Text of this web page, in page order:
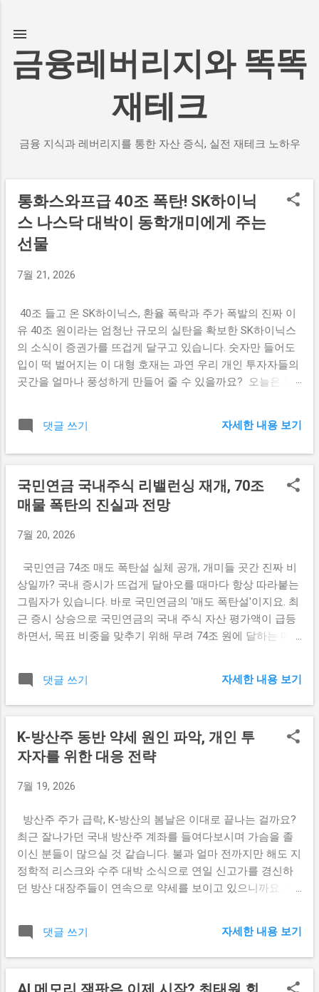
금융레버리지와 똑똑
재테크
금융 지식과 레버리지를 통한 자산 증식, 실전 재테크 노하우
글통화스와프급 40조 폭탄! SK하이닉
스 나스닥 대박이 동학개미에게 주는
선물
7월 21, 2026
40조 들고 온 SK하이닉스, 환율 폭락과 주가 폭발의 진짜 이
유 40조 원이라는 엄청난 규모의 실탄을 확보한 SK하이닉스
의 소식이 증권가를 뜨겁게 달구고 있습니다. ​숫자만 들어도
입이 떡 벌어지는 이 대형 호재는 과연 우리 개인 투자자들의
곳간을 얼마나 풍성하게 만들어 줄 수 있을까요? ​ 오늘은 어
지 관점에서 주주들에게 돌아갈 실익을 꼼꼼하게 따져보고자
합니다. ​ 스마트한 재테크를 꿈꾸는 동학개미 여러분의 마음
투자의 핵심 내용과 배경은 무엇인가요? SK하이닉스가 확보
한 40조 원의 자금은 단순히 통장에 쌓아두는 돈이 아니라, 반
도체 시장의 주도권을 완전히 굳히기 위한 공격적인 투자의
면서 고대역폭 메모리(HBM) 시장을 선점하기 위한 '골든 타
권사 리포트에 따르면 이번 대규모 시설 투자와 R&D 자금 투
입은 향후 메모리 반도체 공급 부족 현상에서 독보적인 수혜
를 입을 것으로 전망하고 있습니다. ​ 기업의 곳간에 든든한 실
탄이 채워진 만큼, 기술 격차를 더욱 벌리며 시장의 잭팟을 터
뜨릴 준비를 마친 셈입니다. ​ ​ 금융레버리지 시선에서 본 이번
Leverage)란 쉽게 말해 타인의 자본이나 채권, 대출 등을 활용
하여 자기자본 이익률(ROE)을 극대화하는 전략을 의미합니
다. ​ SK하이닉스가 40조 원이라는 거대한 자금을 레버리지로
면, 자기자본 대비 수익률은 가파르게 상승하게 됩니다. ​ 예를
들어 영업이익률이 20%만 증가하더라도 레버리지 효과 덕분
는 원리이지요. ​ 다만, 레버리지는 '양날의 검'과 같...
댓글 쓰기 자세한 내용 보기
국민연금 국내주식 리밸런싱 재개, 70조
매물 폭탄의 진실과 전망
7월 20, 2026
국민연금 74조 매도 폭탄설 실체 공개, 개미들 곳간 진짜 비
상일까? 국내 증시가 뜨겁게 달아오를 때마다 항상 따라붙는
그림자가 있습니다. 바로 국민연금의 '매도 폭탄설'이지요. 최
근 증시 상승으로 국민연금의 국내 주식 자산 평가액이 급등
하면서, 목표 비중을 맞추기 위해 무려 74조 원에 달하는 매물
어렵게 기지를 켜며 봄이 오나 싶었던 우리 개미 투자자분들
의 마음에도 쿵 하는 불안감이 스쳤을 것 같습니다. 국민연금
매도 폭탄설, 정말 74조 원이 쏟아지는 걸까요? 결론부터 말
과하며 실제 현실화될 가능성은 제로에 가깝습니다. 국민연
금 공단에서도 즉각 "터무니없는 공포 조장"이라며 단호하게
만, 시장 상황에 따라 완충 지대를 두는 Strategic Asset
따라서 기계적으로 하루아침에 수십조 원을 냅다 던지는 일
은 없으며, 시장 충격을 최소화하면서 매우 완만하게 리밸런
싱을 진행하는 것이 기본 원칙이지요. 기계적 리밸런싱과 금
융레버리지 관점에서 본 시사점 여기서 우리가 주목해야 할
금융레버리지(Financial Leverage) 관점의 흥미로운 포인트가
전체의 가치와 위험을 분산하고 제어하는 초대형 '스마트 레
버리지 거울' 역할을 합니다. 증시 상승기에 국민연금이 비중
을 줄이는 것은, 마치 개별 투자자가 과도하게 늘어난 레버리
댓글 쓰기 자세한 내용 보기
K-방산주 동반 약세 원인 파악, 개인 투
자자를 위한 대응 전략
7월 19, 2026
방산주 주가 급락, K-방산의 봄날은 이대로 끝나는 걸까요?
최근 잘나가던 국내 방산주 계좌를 들여다보시며 가슴을 졸
이신 분들이 많으실 것 같습니다. 불과 얼마 전까지만 해도 지
정학적 리스크와 수주 대박 소식으로 연일 신고가를 경신하
던 방산 대장주들이 연속으로 약세를 보이고 있으니까요. 한
기간에 큰 폭의 조정을 받으면서 '이제 K-방산의 상승 엔진이
꺼진 것 아니냐'는 불안감이 자본시장을 감싸고 있는 모양새
입니다. 하지만 단기적인 시장의 흔들림 속에서 행간을 잘 읽
댓글 쓰기 자세한 내용 보기